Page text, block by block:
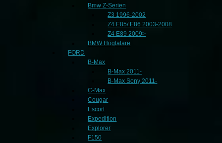
Bmw Z-Serien
Z3 1996-2002
Z4 E85/ E86 2003-2008
Z4 E89 2009>
BMW Högtalare
FORD
B-Max
B-Max 2011-
B-Max Sony 2011-
C-Max
Cougar
Escort
Expedition
Explorer
F150